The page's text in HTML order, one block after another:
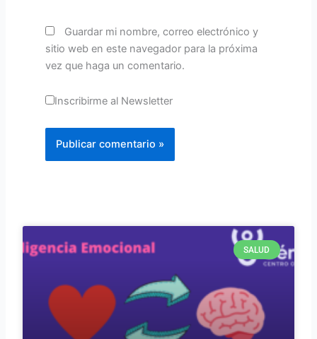
Guardar mi nombre, correo electrónico y
sitio web en este navegador para la próxima
vez que haga un comentario.
Inscribirme al Newsletter
SALUD